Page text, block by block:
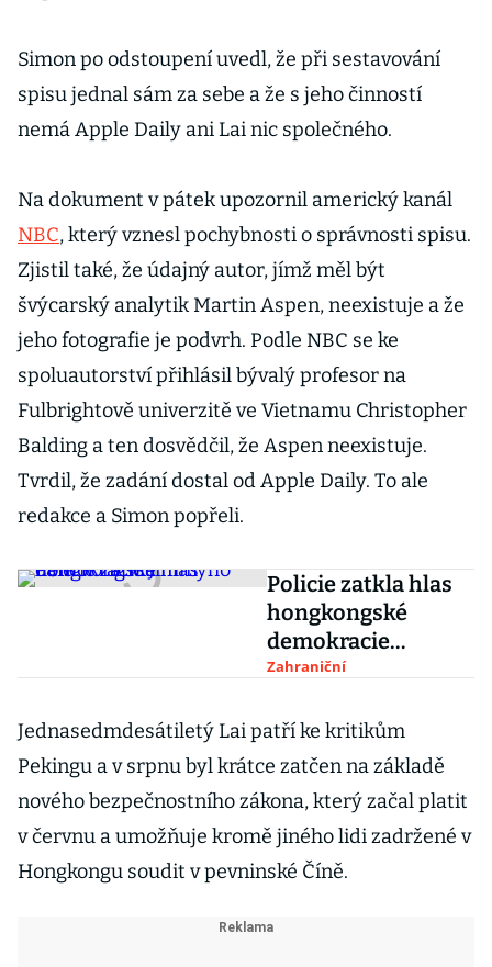
Simon po odstoupení uvedl, že při sestavování
spisu jednal sám za sebe a že s jeho činností
nemá Apple Daily ani Lai nic společného.
Na dokument v pátek upozornil americký kanál
NBC, který vznesl pochybnosti o správnosti spisu.
Zjistil také, že údajný autor, jímž měl být
švýcarský analytik Martin Aspen, neexistuje a že
jeho fotografie je podvrh. Podle NBC se ke
spoluautorství přihlásil bývalý profesor na
Fulbrightově univerzitě ve Vietnamu Christopher
Balding a ten dosvědčil, že Aspen neexistuje.
Tvrdil, že zadání dostal od Apple Daily. To ale
redakce a Simon popřeli.
Policie zatkla hlas
hongkongské
demokracie
Jimmyho Laie
Zahraniční
Jednasedmdesátiletý Lai patří ke kritikům
Pekingu a v srpnu byl krátce zatčen na základě
nového bezpečnostního zákona, který začal platit
v červnu a umožňuje kromě jiného lidi zadržené v
Hongkongu soudit v pevninské Číně.